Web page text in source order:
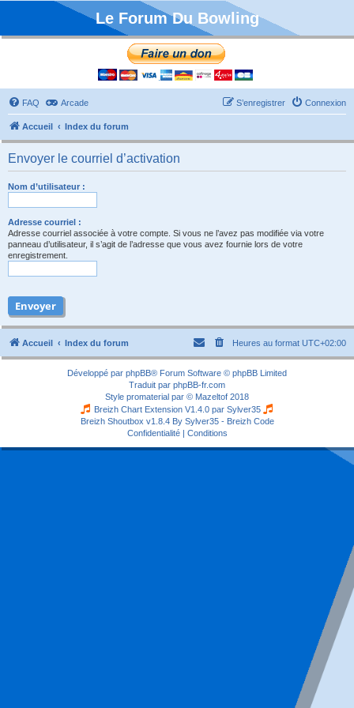
Le Forum Du Bowling
FAQ Arcade Connexion
S’enregistrer
Accueil Index du forum
Envoyer le courriel d’activation
Nom d’utilisateur :
Adresse courriel :
Adresse courriel associée à votre compte. Si vous ne l’avez pas modifiée via votre
panneau d’utilisateur, il s’agit de l’adresse que vous avez fournie lors de votre
enregistrement.
Accueil Index du forum Heures au format UTC+02:00
Développé par phpBB® Forum Software © phpBB Limited
Traduit par phpBB-fr.com
Style promaterial par © Mazeltof 2018
Breizh Chart Extension V1.4.0 par Sylver35
Breizh Shoutbox v1.8.4 By Sylver35 - Breizh Code
Confidentialité| Conditions